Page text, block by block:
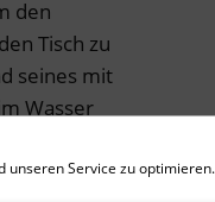
unseren Service zu optimieren.
den
Tisch zu
seines mit
Wasser